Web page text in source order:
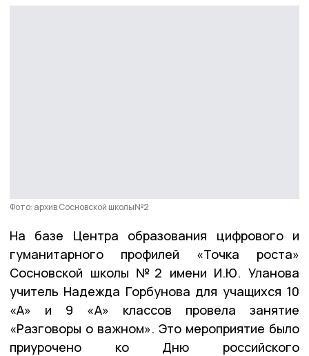
Фото: архив Сосновской школы№2
На базе Центра образования цифрового и
гуманитарного профилей «Точка роста»
Сосновской школы №2 имени И.Ю. Уланова
учитель Надежда Горбунова для учащихся 10
«А» и 9 «А» классов провела занятие
«Разговоры о важном». Это мероприятие было
приурочено ко Дню российского